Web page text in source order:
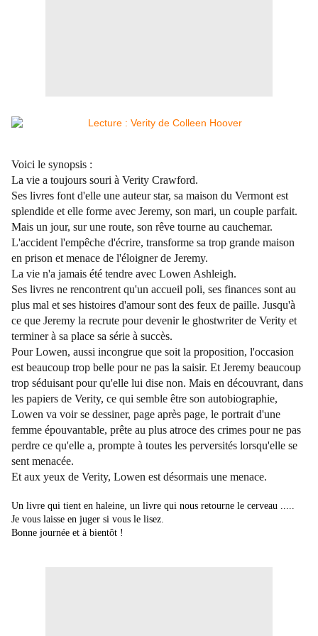
Voici le synopsis :
La vie a toujours souri à Verity Crawford.
Ses livres font d'elle une auteur star, sa maison du Vermont est
splendide et elle forme avec Jeremy, son mari, un couple parfait.
Mais un jour, sur une route, son rêve tourne au cauchemar.
L'accident l'empêche d'écrire, transforme sa trop grande maison
en prison et menace de l'éloigner de Jeremy.
La vie n'a jamais été tendre avec Lowen Ashleigh.
Ses livres ne rencontrent qu'un accueil poli, ses finances sont au
plus mal et ses histoires d'amour sont des feux de paille. Jusqu'à
ce que Jeremy la recrute pour devenir le ghostwriter de Verity et
terminer à sa place sa série à succès.
Pour Lowen, aussi incongrue que soit la proposition, l'occasion
est beaucoup trop belle pour ne pas la saisir. Et Jeremy beaucoup
trop séduisant pour qu'elle lui dise non. Mais en découvrant, dans
les papiers de Verity, ce qui semble être son autobiographie,
Lowen va voir se dessiner, page après page, le portrait d'une
femme épouvantable, prête au plus atroce des crimes pour ne pas
perdre ce qu'elle a, prompte à toutes les perversités lorsqu'elle se
sent menacée.
Et aux yeux de Verity, Lowen est désormais une menace.
Un livre qui tient en haleine, un livre qui nous retourne le cerveau .....
Je vous laisse en juger si vous le lisez.
Bonne journée et à bientôt !